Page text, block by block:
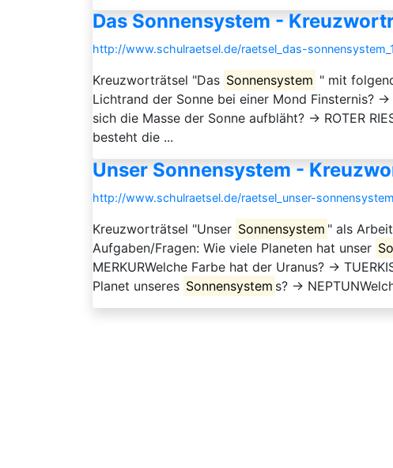
Das Sonnensystem -
http://www.schulraetsel.de/raetsel_das-
Kreuzworträtsel "Das Sonnensystem " mit
Lichtrand der Sonne bei einer Mond Finsternis?
sich die Masse der Sonne aufbläht? → ROTER
besteht die ...
Unser Sonnensystem -
http://www.schulraetsel.de/raetsel_unser-
Kreuzworträtsel "Unser Sonnensystem " als
Aufgaben/Fragen: Wie viele Planeten hat unser
MERKURWelche Farbe hat der Uranus? →
Planet unseres Sonnensystem s? →